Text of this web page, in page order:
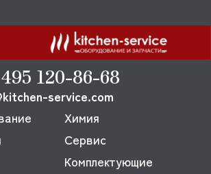
120-86-68
service.com
Химия
Сервис
Комплектующие